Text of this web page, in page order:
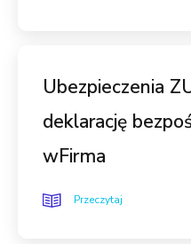
Ubezpieczenia
deklarację
wFirma
Przeczytaj